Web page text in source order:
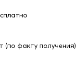
(по факту получения)